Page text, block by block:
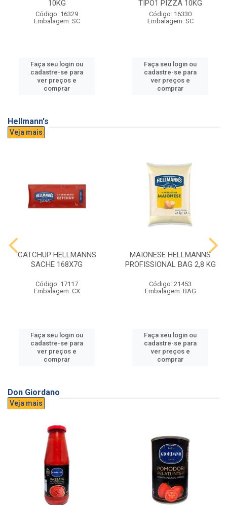
10KG
Código: 16329
Embalagem: SC
Faça seu login ou
cadastre-se para
ver preços e
comprar
TIPO1 PIZZA 10KG
Código: 16330
Embalagem: SC
Faça seu login ou
cadastre-se para
ver preços e
comprar
Hellmann's
Veja mais
CATCHUP HELLMANNS
SACHE 168X7G
Código: 17117
Embalagem: CX
Faça seu login ou
cadastre-se para
ver preços e
comprar
MAIONESE HELLMANNS
PROFISSIONAL BAG 2,8 KG
Código: 21453
Embalagem: BAG
Faça seu login ou
cadastre-se para
ver preços e
comprar
Don Giordano
Veja mais